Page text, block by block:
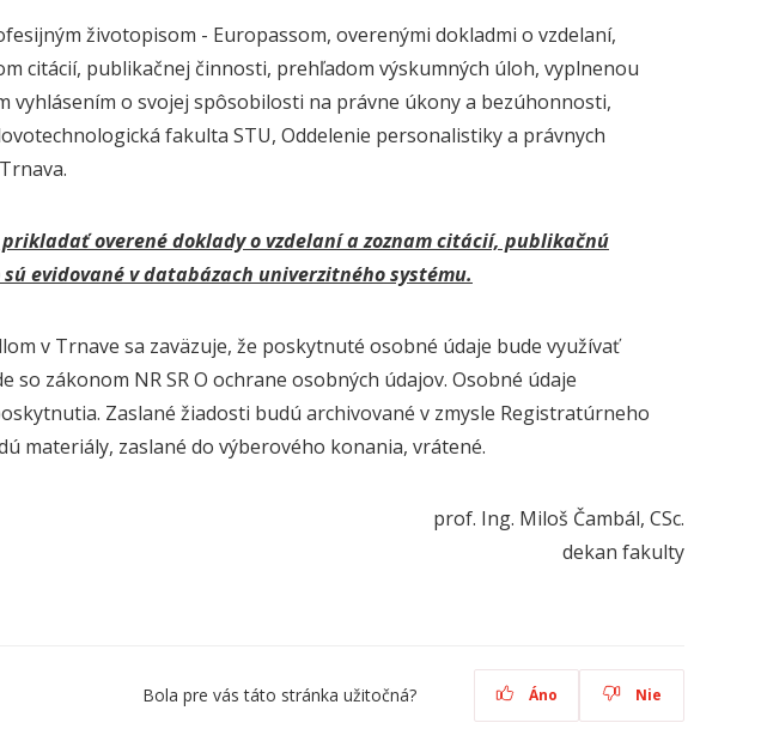
životopisom - Europassom, overenými dokladmi o vzdelaní,
citácií, publikačnej činnosti, prehľadom výskumných úloh, vyplnenou
o svojej spôsobilosti na právne úkony a bezúhonnosti,
fakulta STU, Oddelenie personalistiky a právnych
Trnava.
overené doklady o vzdelaní azoznam citácií, publikačnú
evidované v databázach univerzitného systému.
v Trnave sa zaväzuje, že poskytnuté osobné údaje bude využívať
so zákonom NR SR O ochrane osobných údajov. Osobné údaje
Zaslané žiadosti budú archivované v zmysle Registratúrneho
materiály, zaslané do výberového konania, vrátené.
prof. Ing. Miloš Čambál, CSc.
dekan fakulty
Bola pre vás táto stránka užitočná? Áno Nie